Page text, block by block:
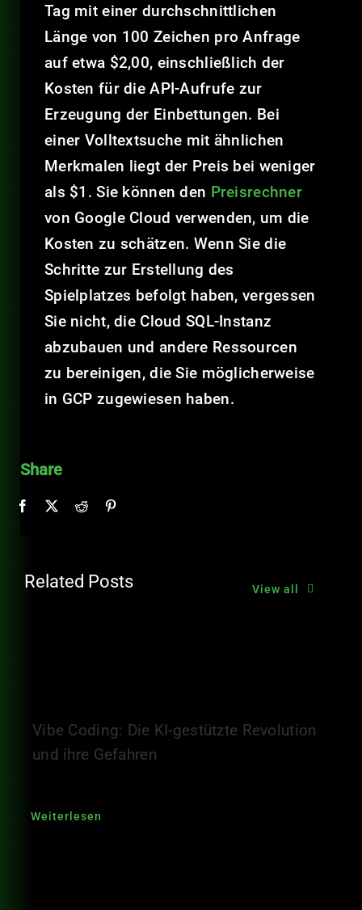
Tag mit einer durchschnittlichen
Länge von 100 Zeichen pro Anfrage
auf etwa $2,00, einschließlich der
Kosten für die API-Aufrufe zur
Erzeugung der Einbettungen. Bei
einer Volltextsuche mit ähnlichen
Merkmalen liegt der Preis bei weniger
als $1. Sie können den Preisrechner
von Google Cloud verwenden, um die
Kosten zu schätzen. Wenn Sie die
Schritte zur Erstellung des
Spielplatzes befolgt haben, vergessen
Sie nicht, die Cloud SQL-Instanz
abzubauen und andere Ressourcen
zu bereinigen, die Sie möglicherweise
in GCP zugewiesen haben.
Share
Related Posts View all
Vibe Coding: Die KI-gestützte Revolution
und ihre Gefahren
Weiterlesen